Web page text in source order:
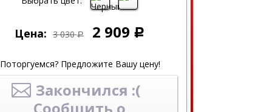
Цена: 3 030 Р 2 909 Р
Поторгуемся? Предложите Вашу цену!
Закончился :(